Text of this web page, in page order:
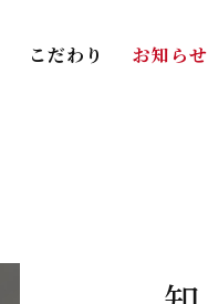
こだわり お知らせ